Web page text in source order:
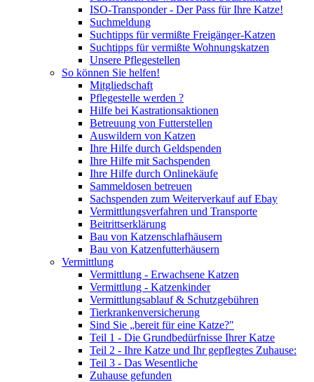
ISO-Transponder - Der Pass für Ihre Katze!
Suchmeldung
Suchtipps für vermißte Freigänger-Katzen
Suchtipps für vermißte Wohnungskatzen
Unsere Pflegestellen
So können Sie helfen!
Mitgliedschaft
Pflegestelle werden ?
Hilfe bei Kastrationsaktionen
Betreuung von Futterstellen
Auswildern von Katzen
Ihre Hilfe durch Geldspenden
Ihre Hilfe mit Sachspenden
Ihre Hilfe durch Onlinekäufe
Sammeldosen betreuen
Sachspenden zum Weiterverkauf auf Ebay
Vermittlungsverfahren und Transporte
Beitrittserklärung
Bau von Katzenschlafhäusern
Bau von Katzenfutterhäusern
Vermittlung
Vermittlung - Erwachsene Katzen
Vermittlung - Katzenkinder
Vermittlungsablauf & Schutzgebühren
Tierkrankenversicherung
Sind Sie „bereit für eine Katze?"
Teil 1 - Die Grundbedürfnisse Ihrer Katze
Teil 2 - Ihre Katze und Ihr gepflegtes Zuhause:
Teil 3 - Das Wesentliche
Zuhause gefunden